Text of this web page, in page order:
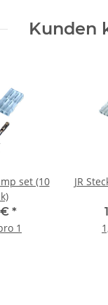
Kunden
set (10
*
1
JR